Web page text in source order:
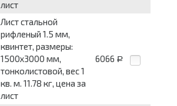
лист
Лист стальной
рифленый 1.5 мм,
квинтет, размеры:
1500x3000 мм,
тонколистовой, вес 1
кв. м. 11.78 кг, цена за
лист
6066 Р